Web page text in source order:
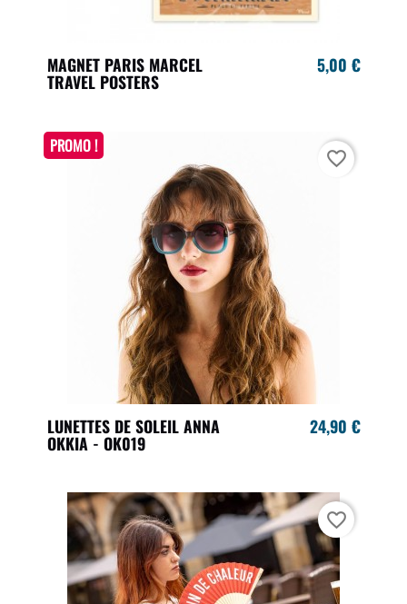
MAGNET PARIS MARCEL
TRAVEL POSTERS
5,00 €
LUNETTES DE SOLEIL ANNA
OKKIA - OK019
24,90 €
PROMO !
favorite_border
favorite_border